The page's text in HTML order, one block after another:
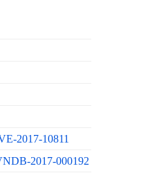
2017-10811
2017-000192